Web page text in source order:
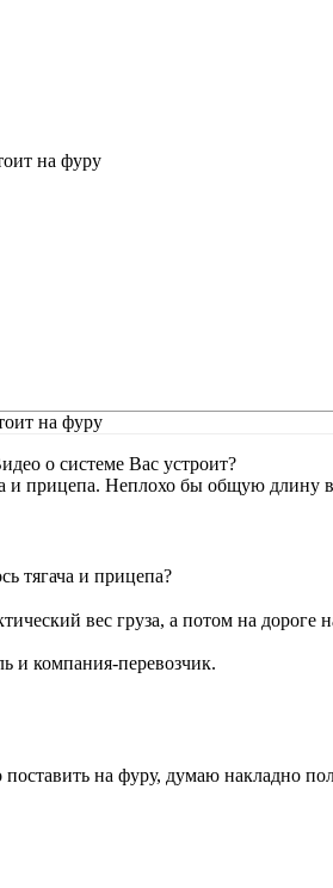
на фуру
на фуру
о системе Вас устроит?
и прицепа. Неплохо бы общую длину
тягача и прицепа?
вес груза, а потом на дороге
и компания-перевозчик.
на фуру, думаю накладно